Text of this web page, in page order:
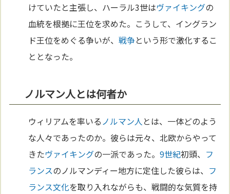
けていたと主張し、ハーラル3世はヴァイキングの
血統を根拠に王位を求めた。こうして、イングラン
ド王位をめぐる争いが、戦争という形で激化するこ
ととなった。
ノルマン人とは何者か
ウィリアムを率いるノルマン人とは、一体どのよう
な人々であったのか。彼らは元々、北欧からやって
きたヴァイキングの一派であった。9世紀初頭、 フ
ランスのノルマンディー地方に定住した彼らは、 フ
ランス文化を取り入れながらも、戦闘的な気質を持